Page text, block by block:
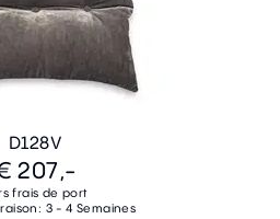
D128V
207,-
frais de port
3 - 4 Semaines